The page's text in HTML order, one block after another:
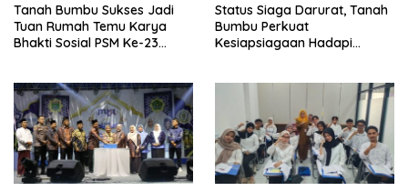
Tanah Bumbu Sukses Jadi
Tuan Rumah Temu Karya
Bhakti Sosial PSM Ke-23
Status Siaga Darurat, Tanah
Bumbu Perkuat
Kesiapsiagaan Hadapi